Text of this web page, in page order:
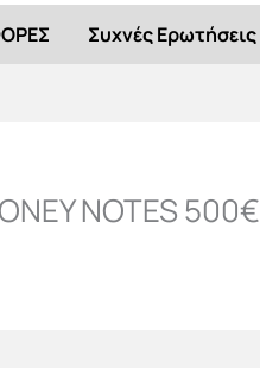
Συχνές Ερωτήσεις
NOTES 500€